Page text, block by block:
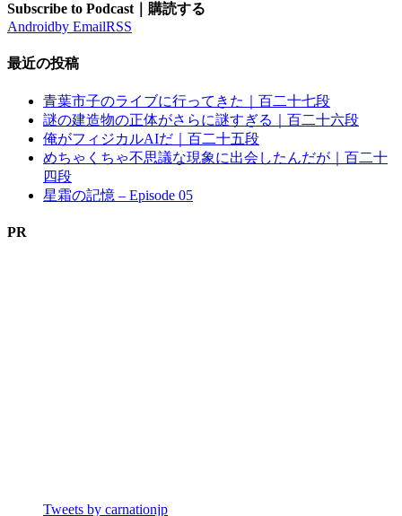
Subscribe to Podcast｜購読する
Androidby EmailRSS
最近の投稿
青葉市子のライブに行ってきた｜百二十七段
謎の建造物の正体がさらに謎すぎる｜百二十六段
俺がフィジカルAIだ｜百二十五段
めちゃくちゃ不思議な現象に出会したんだが｜百二十
四段
星霜の記憶 – Episode 05
PR
Tweets by carnationjp